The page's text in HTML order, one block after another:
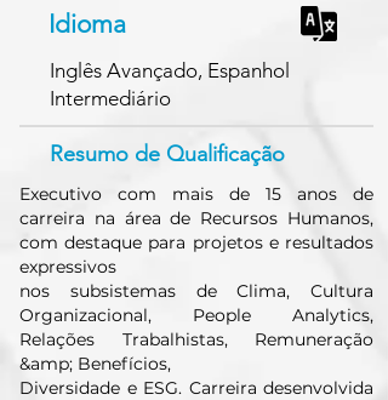
Idioma
Inglês Avançado, Espanhol
Intermediário
Resumo de Qualificação
Executivo com mais de 15 anos de
carreira na área de Recursos Humanos,
com destaque para projetos e resultados
expressivos
nos subsistemas de Clima, Cultura
Organizacional, People Analytics,
Relações Trabalhistas, Remuneração
&amp; Benefícios,
Diversidade e ESG. Carreira desenvolvida